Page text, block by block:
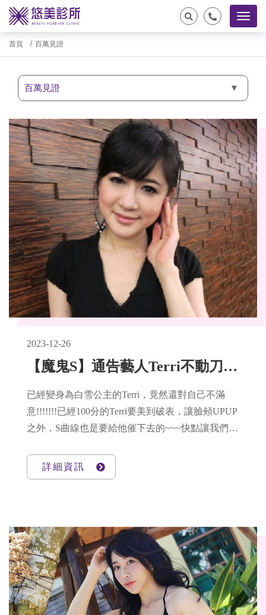
首頁 百萬見證
百萬見證
2023-12-26
【魔鬼S】通告藝人Terri不動刀、不打針，這樣做也能有小V臉
已經變身為白雪公主的Terri，竟然還對自己不滿
意!!!!!!!已經100分的Terri要美到破表，讓臉頰UPUP
之外，S曲線也是要給他催下去的~~~快點讓我們一
詳細資訊